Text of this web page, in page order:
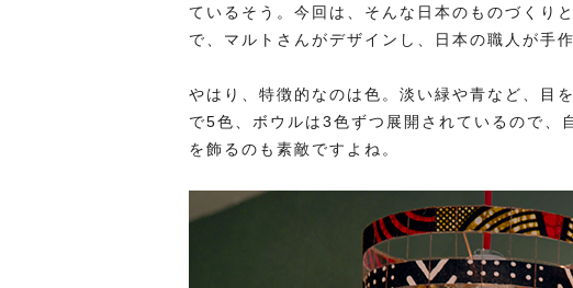
ているそう。今回は、そんな日本のものづくり
で、マルトさんがデザインし、日本の職人が手
やはり、特徴的なのは色。淡い緑や青など、目
で5色、ボウルは3色ずつ展開されているので、
を飾るのも素敵ですよね。